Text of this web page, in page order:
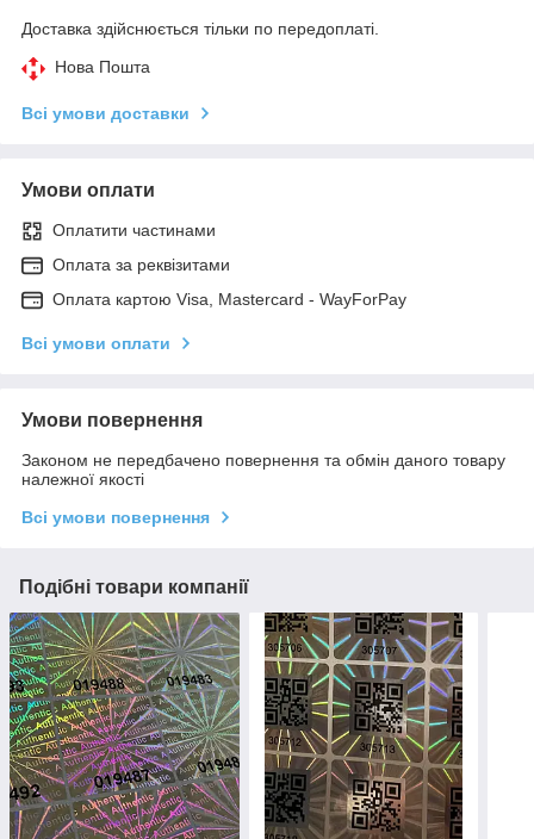
Доставка здійснюється тільки по передоплаті.
Нова Пошта
Всі умови доставки
Умови оплати
Оплатити частинами
Оплата за реквізитами
Оплата картою Visa, Mastercard - WayForPay
Всі умови оплати
Умови повернення
Законом не передбачено повернення та обмін даного товару
належної якості
Всі умови повернення
Подібні товари компанії